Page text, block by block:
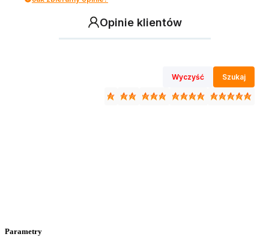
Opinie klientów
Wyczyść Szukaj
Parametry